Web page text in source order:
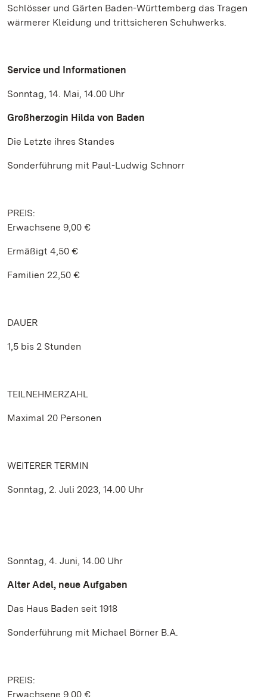
Schlösser und Gärten Baden-Württemberg das Tragen
wärmerer Kleidung und trittsicheren Schuhwerks.
Service und Informationen
Sonntag, 14. Mai, 14.00 Uhr
Großherzogin Hilda von Baden
Die Letzte ihres Standes
Sonderführung mit Paul-Ludwig Schnorr
PREIS:
Erwachsene 9,00 €
Ermäßigt 4,50 €
Familien 22,50 €
DAUER
1,5 bis 2 Stunden
TEILNEHMERZAHL
Maximal 20 Personen
WEITERER TERMIN
Sonntag, 2. Juli 2023, 14.00 Uhr
Sonntag, 4. Juni, 14.00 Uhr
Alter Adel, neue Aufgaben
Das Haus Baden seit 1918
Sonderführung mit Michael Börner B.A.
PREIS:
Erwachsene 9,00 €